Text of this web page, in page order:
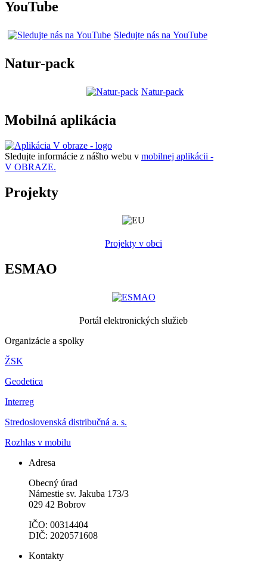
YouTube
Sledujte nás na YouTube
Natur-pack
Natur-pack
Mobilná aplikácia
Sledujte informácie z nášho webu v mobilnej aplikácii -
V OBRAZE.
Projekty
Projekty v obci
ESMAO
Portál elektronických služieb
Organizácie a spolky
ŽSK
Geodetica
Interreg
Stredoslovenská distribučná a. s.
Rozhlas v mobilu
Adresa
Obecný úrad
Námestie sv. Jakuba 173/3
029 42 Bobrov
IČO: 00314404
DIČ: 2020571608
Kontakty